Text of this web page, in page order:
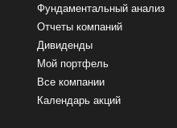
Фундаментальный анализ
Отчеты компаний
Дивиденды
Мой портфель
Все компании
Календарь акций